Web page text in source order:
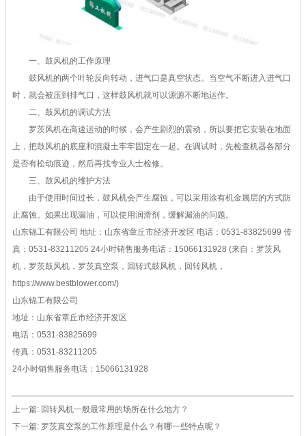
一、鼓风机的工作原理
鼓风机的两个叶轮反向转动，进气口是真空状态。当空气不断进入进气口
时，就会被压到排气口，这样鼓风机就可以源源不断地运作。
二、鼓风机的调试方法
罗茨风机在高速运动的时候，会产生剧烈的震动，所以要把它安装在地面
上，把鼓风机的底座和混凝土牢牢固定在一起。在调试时，先检查机器各部分
是否有松动痕迹，然后再找专业人士检修。
三、鼓风机的维护方法
由于使用时间过长，鼓风机会产生腐蚀，可以采用涂有机金属层的方式防
止腐蚀。如果出现漏油，可以使用润滑剂，缓解漏油的问题。
山东锦工有限公司 地址：山东省章丘市经济开发区 电话：0531-83825699 传
真：0531-83211205 24小时销售服务电话：15066131928 (来自：罗茨风
机，罗茨鼓风机，罗茨真空泵，回转式鼓风机，回转风机，
https://www.bestblower.com/)
山东锦工有限公司
地址：山东省章丘市经济开发区
电话：0531-83825699
传真：0531-83211205
24小时销售服务电话：15066131928
上一篇: 回转风机一般最常用的场所在什么地方？
下一篇: 罗茨真空泵的工作原理是什么？有哪一些特点呢？